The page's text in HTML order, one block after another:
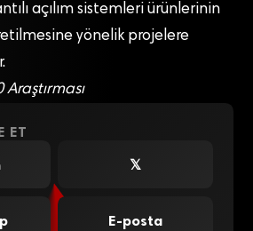
açılım sistemleri ürünlerinin
yönelik projelere
ET
𝕏
E-posta